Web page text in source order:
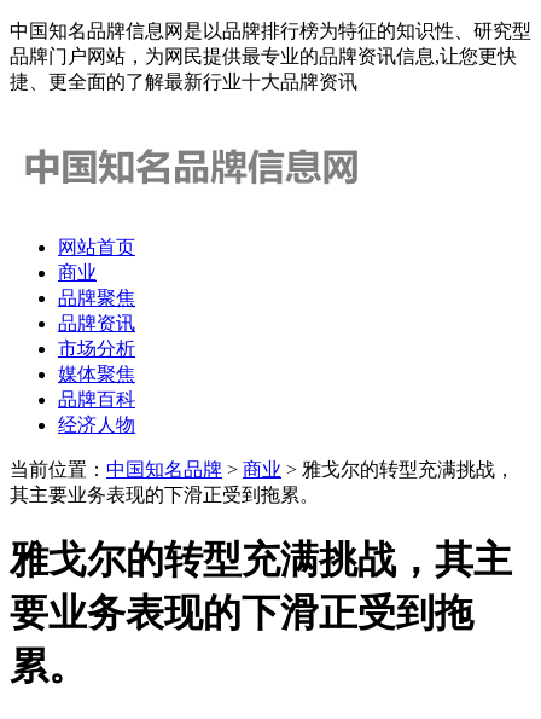
中国知名品牌信息网是以品牌排行榜为特征的知识性、研究型
品牌门户网站，为网民提供最专业的品牌资讯信息,让您更快
捷、更全面的了解最新行业十大品牌资讯
网站首页
商业
品牌聚焦
品牌资讯
市场分析
媒体聚焦
品牌百科
经济人物
当前位置： 中国知名品牌 > 商业 > 雅戈尔的转型充满挑战，
其主要业务表现的下滑正受到拖累。
雅戈尔的转型充满挑战，其主
要业务表现的下滑正受到拖
累。